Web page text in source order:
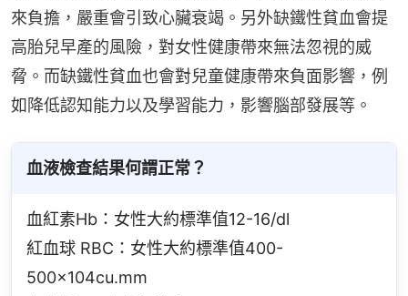
來負擔，嚴重會引致心臟衰竭。另外缺鐵性貧血會提
高胎兒早產的風險，對女性健康帶來無法忽視的威
脅。而缺鐵性貧血也會對兒童健康帶來負面影響，例
如降低認知能力以及學習能力，影響腦部發展等。
血液檢查結果何謂正常？
血紅素Hb：女性大約標準值12-16/dl
紅血球 RBC：女性大約標準值400-
500×104cu.mm